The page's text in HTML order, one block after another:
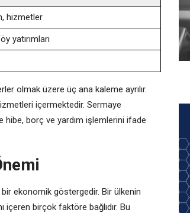
hizmetler
yatırımları
olmak üzere üç ana kaleme ayrılır.
içermektedir. Sermaye
hibe, borç ve yardım işlemlerini ifade
bir ekonomik göstergedir. Bir ülkenin
içeren birçok faktöre bağlıdır. Bu